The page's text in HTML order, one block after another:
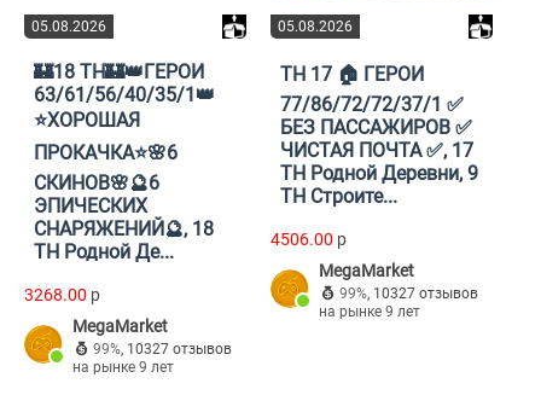
05.08.2026
🏰18 TH🏰👑ГЕРОИ
63/61/56/40/35/1👑
⭐ХОРОШАЯ
ПРОКАЧКА⭐🌸6
СКИНОВ🌸🔮6
ЭПИЧЕСКИХ
СНАРЯЖЕНИЙ🔮, 18
TH Родной Де...
3268.00 p
MegaMarket
99%, 10327 отзывов
на рынке 9 лет
05.08.2026
TH 17 🏠 ГЕРОИ
77/86/72/72/37/1 ✅
БЕЗ ПАССАЖИРОВ ✅
ЧИСТАЯ ПОЧТА ✅, 17
TH Родной Деревни, 9
TH Строите...
4506.00 p
MegaMarket
99%, 10327 отзывов
на рынке 9 лет